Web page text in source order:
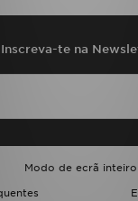
Inscreva-te na
Modo de ecrã inteiro